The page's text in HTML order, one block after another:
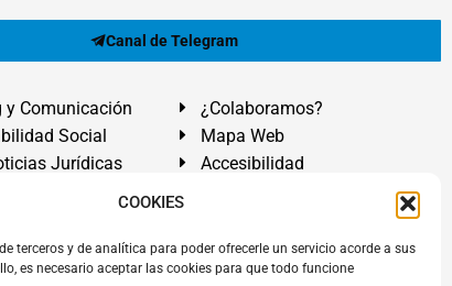
COOKIES
terceros y de analítica para poder ofrecerle un servicio acorde a sus
es necesario aceptar las cookies para que todo funcione
Canal de Telegram
y Comunicación
Social
Jurídicas
¿Colaboramos?
Mapa Web
Accesibilidad
de Abona, Santa Cruz de Tenerife. Islas Canarias.